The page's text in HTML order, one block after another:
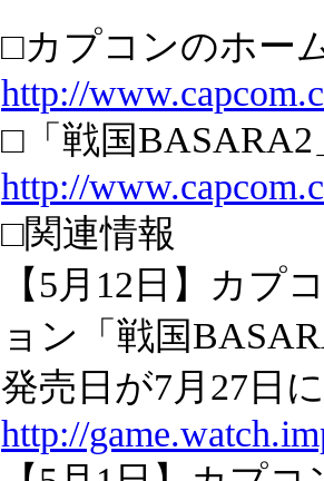
□カプコンのホー
http://
□「戦国
http://
□関連情報
【5月12日】カプ
ョン「戦国
発売日が7月27日
http://